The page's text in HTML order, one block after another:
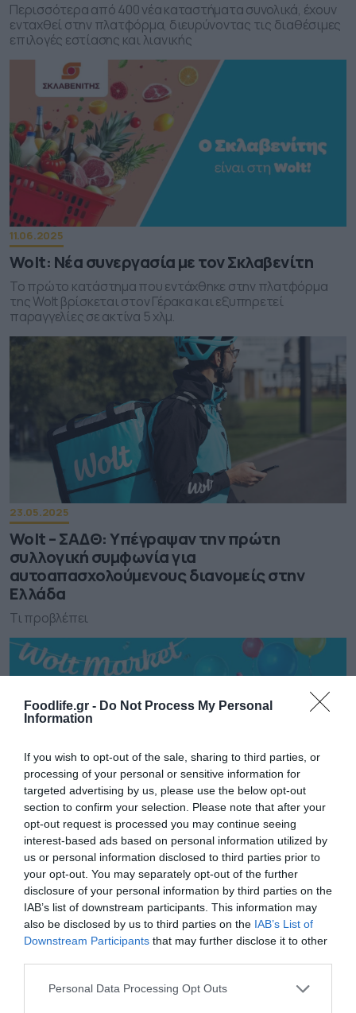
Foodlife.gr - Do Not Process My Personal
Information
If you wish to opt-out of the sale, sharing to third parties, or
processing of your personal or sensitive information for
targeted advertising by us, please use the below opt-out
section to confirm your selection. Please note that after your
opt-out request is processed you may continue seeing
interest-based ads based on personal information utilized by
us or personal information disclosed to third parties prior to
your opt-out. You may separately opt-out of the further
disclosure of your personal information by third parties on the
IAB’s list of downstream participants. This information may
also be disclosed by us to third parties on the IAB’s List of
Downstream Participants that may further disclose it to other
Please note that this website/app uses one or more Google
Personal Data Processing Opt Outs
Περισσότερα από 400 νέα καταστήματα συνολικά, έχουν
ενταχθεί στην πλατφόρμα, διευρύνοντας τις διαθέσιμες
επιλογές εστίασης και λιανικής
11.06.2025
Wolt: Νέα συνεργασία με τον Σκλαβενίτη
Το πρώτο κατάστημα που εντάχθηκε στην πλατφόρμα
της Wolt βρίσκεται στον Γέρακα και εξυπηρετεί
παραγγελίες σε ακτίνα 5 χλμ.
23.05.2025
Wolt – ΣΑΔΘ: Υπέγραψαν την πρώτη
συλλογική συμφωνία για
αυτοαπασχολούμενους διανομείς στην
Ελλάδα
Τι προβλέπει
21.03.2025
Wolt Market: Διπλασιασμός αριθμού
πελατών σε ετήσια βάση στα 4 χρόνια στην
ελληνική αγορά
Από τις 10 έως τις 30 Μαρτίου, οι χρήστες της
πλατφόρμας έχουν την ευκαιρία να επωφεληθούν από
εκπτώσεις έως και -50% σε εκατοντάδες προϊόντα